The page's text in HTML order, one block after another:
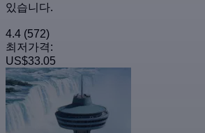
있습니다.
4.4 (572)
최저가격:
US$33.05